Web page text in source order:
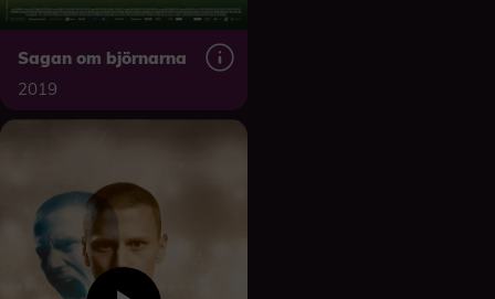
Sagan om björnarna
2019